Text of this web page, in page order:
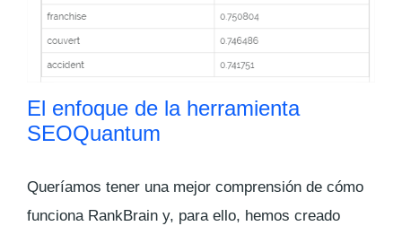
El enfoque de la herramienta
SEOQuantum
Queríamos tener una mejor comprensión de cómo
funciona RankBrain y, para ello, hemos creado